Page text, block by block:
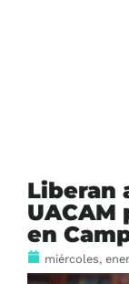
Liberan
en
miércoles,